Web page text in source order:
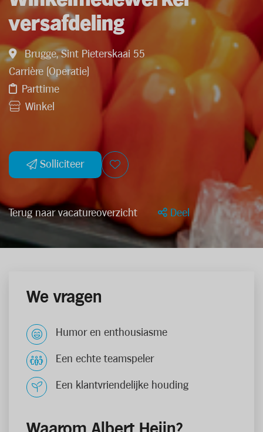
versafdeling
Brugge, Sint Pieterskaai 55
Carrière (Operatie)
Parttime
Winkel
Solliciteer
Terug naar vacatureoverzicht Deel
We vragen
Humor en enthousiasme
Een echte teamspeler
Een klantvriendelijke houding